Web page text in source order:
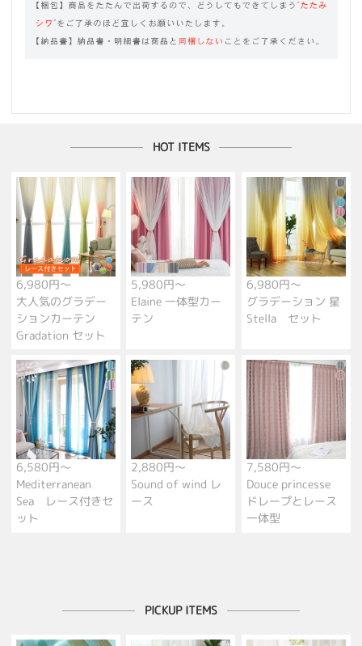
HOT ITEMS
6,980円～
大人気のグラデー
ションカーテン
Gradation セット
5,980円～
Elaine 一体型カー
テン
6,980円～
グラデーション 星
Stella セット
6,580円～
Mediterranean
Sea レース付きセ
ット
2,880円～
Sound of wind レ
ース
7,580円～
Douce princesse
ドレープとレース
一体型
PICKUP ITEMS